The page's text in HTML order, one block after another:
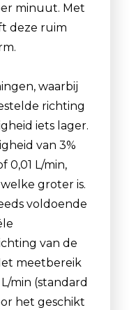
minuut. Met
deze ruim
waarbij
richting
iets lager.
van 3%
0,01 L/min,
groter is.
voldoende
van de
meetbereik
min (standard
het geschikt